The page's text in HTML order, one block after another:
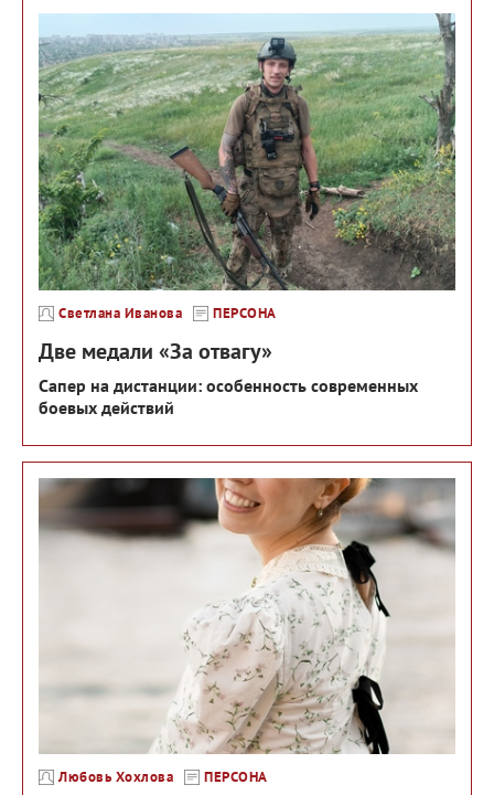
Светлана Иванова ПЕРСОНА
Две медали «За отвагу»
Сапер на дистанции: особенность современных
боевых действий
Любовь Хохлова ПЕРСОНА